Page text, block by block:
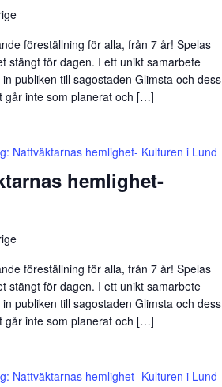
föreställning för alla, från 7 år! Spelas
stängt för dagen. I ett unikt samarbete
publiken till sagostaden Glimsta och dess
går inte som planerat och […]
hemlighet-
Nattväktarnas hemlighet- Kulturen i Lund
föreställning för alla, från 7 år! Spelas
stängt för dagen. I ett unikt samarbete
publiken till sagostaden Glimsta och dess
går inte som planerat och […]
Nattväktarnas hemlighet- Kulturen i Lund